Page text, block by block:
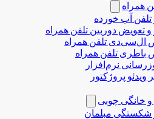
همراه
تلفن آب خورده
و تعویض دوربین تلفن همراه
ال‌سی‌دی تلفن همراه
باطری تلفن همراه
نرم‌افزار
پروژکتور
و خانگی چوبی
شکستگی مبلمان